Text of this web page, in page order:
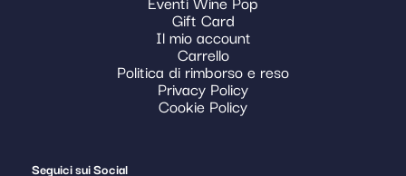
Gift Card
Il mio account
Carrello
Politica di rimborso e reso
Privacy Policy
Cookie Policy
Seguici sui Social